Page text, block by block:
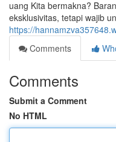
uang Kita bermakna?
eksklusivitas, tetapi wajib
https://
Comments
Comments
Submit a Comment
No HTML